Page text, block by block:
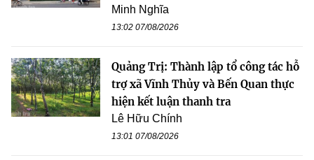
Minh Nghĩa
13:02 07/08/2026
Quảng Trị: Thành lập tổ công tác hỗ
trợ xã Vĩnh Thủy và Bến Quan thực
hiện kết luận thanh tra
Lê Hữu Chính
13:01 07/08/2026